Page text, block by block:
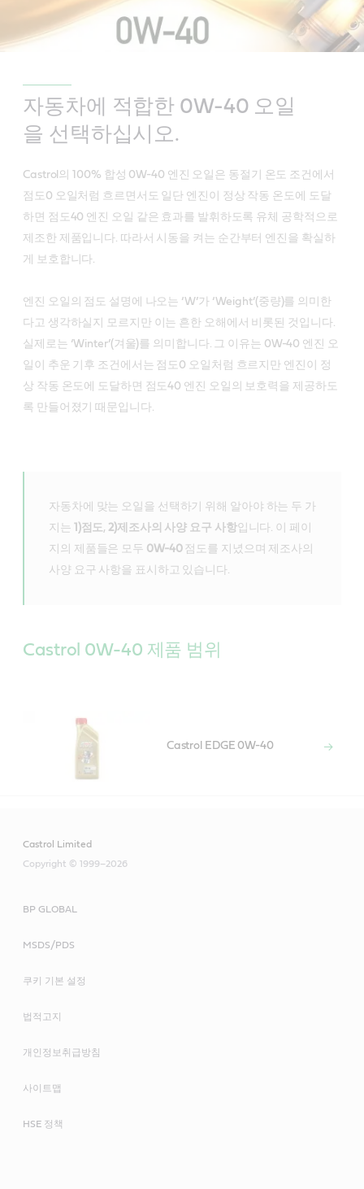
자동차에 적합한 0W-40 오일
을 선택하십시오.
Castrol의 100% 합성 0W-40 엔진 오일은 동절기 온도 조건에서
점도0 오일처럼 흐르면서도 일단 엔진이 정상 작동 온도에 도달
하면 점도40 엔진 오일 같은 효과를 발휘하도록 유체 공학적으로
제조한 제품입니다. 따라서 시동을 켜는 순간부터 엔진을 확실하
게 보호합니다.
엔진 오일의 점도 설명에 나오는 ‘W’가 ‘Weight’(중량)를 의미한
다고 생각하실지 모르지만 이는 흔한 오해에서 비롯된 것입니다.
실제로는 ‘Winter’(겨울)를 의미합니다. 그 이유는 0W-40 엔진 오
일이 추운 기후 조건에서는 점도0 오일처럼 흐르지만 엔진이 정
상 작동 온도에 도달하면 점도40 엔진 오일의 보호력을 제공하도
록 만들어졌기 때문입니다.
자동차에 맞는 오일을 선택하기 위해 알아야 하는 두 가
지는 1)점도, 2)제조사의 사양 요구 사항입니다. 이 페이
지의 제품들은 모두 0W-40점도를 지녔으며 제조사의
사양 요구 사항을 표시하고 있습니다.
Castrol 0W-40 제품 범위
Castrol EDGE 0W-40
Castrol Limited
Copyright © 1999–2026
BP GLOBAL
MSDS/PDS
쿠키 기본 설정
법적고지
개인정보취급방침
사이트맵
HSE 정책